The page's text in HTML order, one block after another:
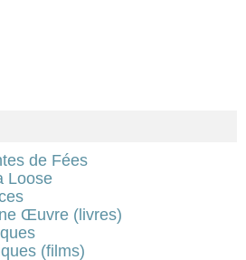
de Fées
Loose
Œuvre (livres)
(films)